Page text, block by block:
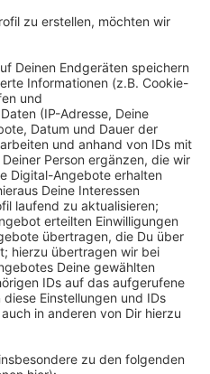
und unkonventionellen
der Herausforderung,
zu bringen und
zu festigen.
ihrer alten College-
Lee (Brenda Song), die
früheren Managements
Sandy Gordon (Drew
sensiblen Generaldirektor
einem ehemaligen